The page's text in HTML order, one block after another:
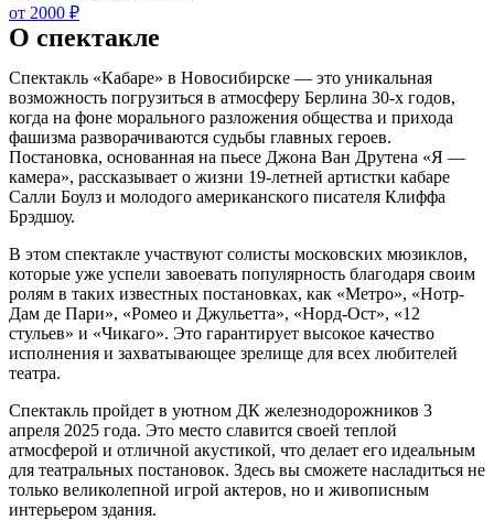
от 2000 ₽
О спектакле
Спектакль «Кабаре» в Новосибирске — это уникальная
возможность погрузиться в атмосферу Берлина 30-х годов,
когда на фоне морального разложения общества и прихода
фашизма разворачиваются судьбы главных героев.
Постановка, основанная на пьесе Джона Ван Друтена «Я —
камера», рассказывает о жизни 19-летней артистки кабаре
Салли Боулз и молодого американского писателя Клиффа
Брэдшоу.
В этом спектакле участвуют солисты московских мюзиклов,
которые уже успели завоевать популярность благодаря своим
ролям в таких известных постановках, как «Метро», «Нотр-
Дам де Пари», «Ромео и Джульетта», «Норд-Ост», «12
стульев» и «Чикаго». Это гарантирует высокое качество
исполнения и захватывающее зрелище для всех любителей
театра.
Спектакль пройдет в уютном ДК железнодорожников 3
апреля 2025 года. Это место славится своей теплой
атмосферой и отличной акустикой, что делает его идеальным
для театральных постановок. Здесь вы сможете насладиться не
только великолепной игрой актеров, но и живописным
интерьером здания.